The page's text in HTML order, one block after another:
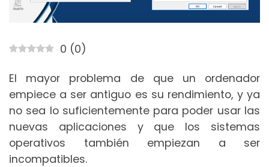
0 (0)
El mayor problema de que un ordenador
empiece a ser antiguo es su rendimiento, y ya
no sea lo suficientemente para poder usar las
nuevas aplicaciones y que los sistemas
operativos también empiezan a ser
incompatibles.